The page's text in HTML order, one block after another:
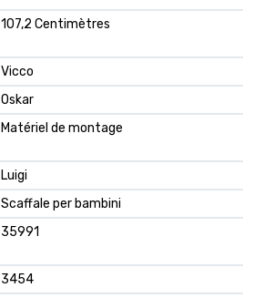
107,2 Centimètres
Vicco
Oskar
Matériel de montage
Luigi
Scaffale per bambini
35991
3454